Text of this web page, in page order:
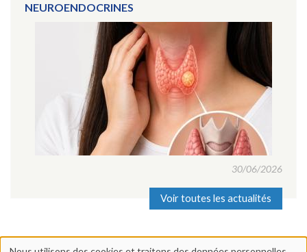
NEUROENDOCRINES
30/06/2026
Voir toutes les actualités